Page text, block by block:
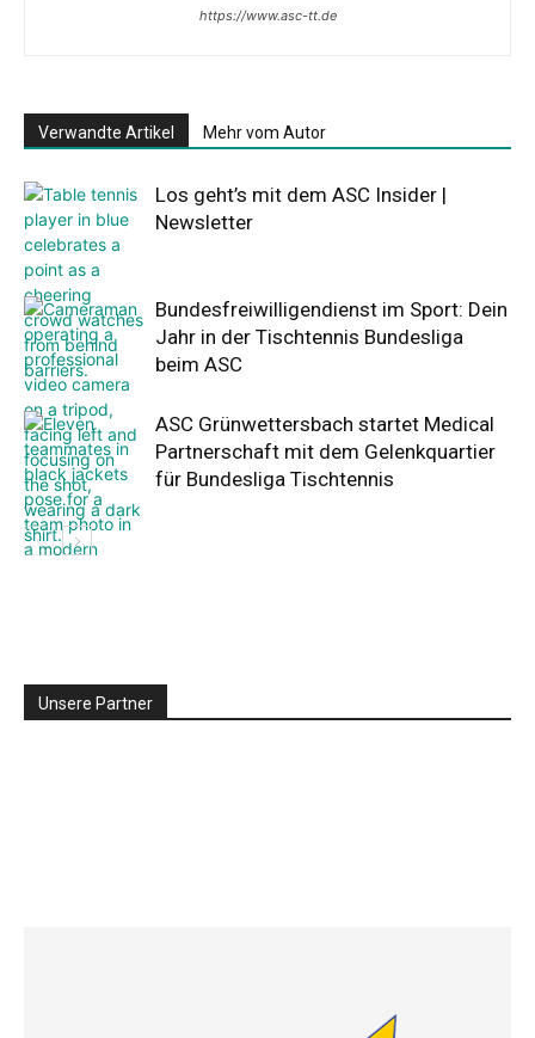
https://www.asc-tt.de
Verwandte Artikel Mehr vom Autor
Los geht’s mit dem ASC Insider |
Newsletter
Bundesfreiwilligendienst im Sport: Dein
Jahr in der Tischtennis Bundesliga
beim ASC
ASC Grünwettersbach startet Medical
Partnerschaft mit dem Gelenkquartier
für Bundesliga Tischtennis
Unsere Partner